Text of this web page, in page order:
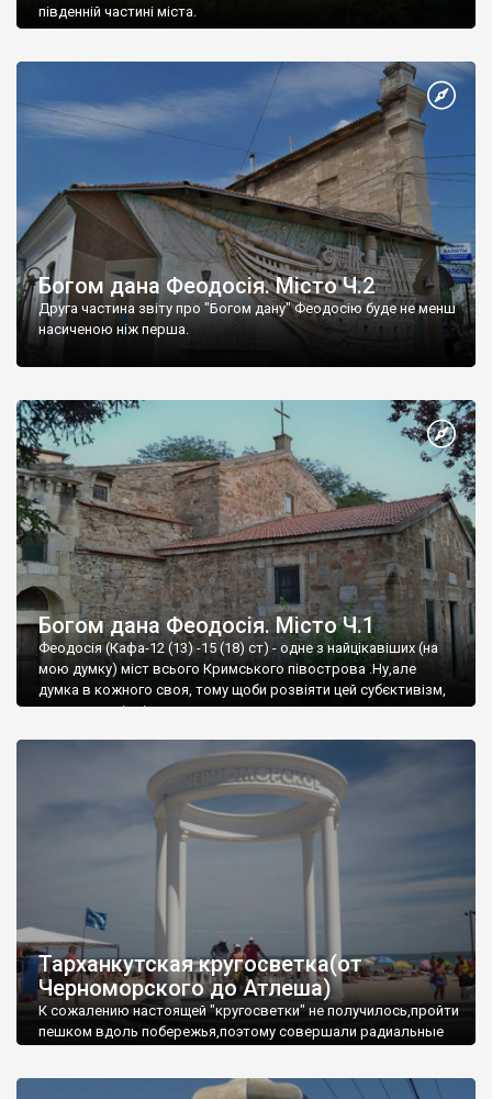
південній частині міста.
Богом дана Феодосія. Місто Ч.2
Друга частина звіту про "Богом дану" Феодосію буде не менш
насиченою ніж перша.
Богом дана Феодосія. Місто Ч.1
Феодосія (Кафа-12 (13) -15 (18) ст) - одне з найцікавіших (на
мою думку) міст всього Кримського півострова .Ну,але
думка в кожного своя, тому щоби розвіяти цей субєктивізм,
запрошую відвідати це
Тарханкутская кругосветка(от
Черноморского до Атлеша)
К сожалению настоящей "кругосветки" не получилось,пройти
пешком вдоль побережья,поэтому совершали радиальные